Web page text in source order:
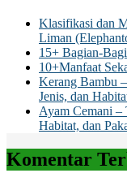
Klasifikasi dan
Liman
15+ Bagian-
10+Manfaat
Kerang Bambu
Jenis, dan
Ayam Cemani
Habitat, dan
Komentar